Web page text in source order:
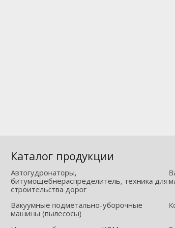
Каталог продукции
Автогудронаторы,
битумощебнераспределитель, техника для
строительства дорог
Вакуумные подметально-уборочные
машины (пылесосы)